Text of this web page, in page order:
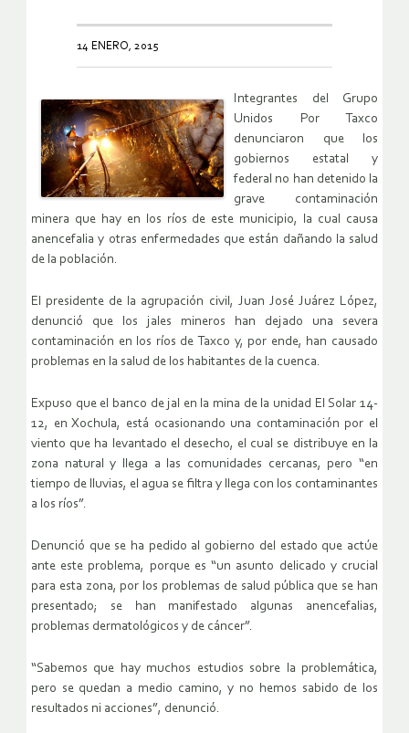
14 ENERO, 2015
Integrantes del Grupo
Unidos Por Taxco
denunciaron que los
gobiernos estatal y
federal no han detenido la
grave contaminación
minera que hay en los ríos de este municipio, la cual causa
anencefalia y otras enfermedades que están dañando la salud
de la población.
El presidente de la agrupación civil, Juan José Juárez López,
denunció que los jales mineros han dejado una severa
contaminación en los ríos de Taxco y, por ende, han causado
problemas en la salud de los habitantes de la cuenca.
Expuso que el banco de jal en la mina de la unidad El Solar 14-
12, en Xochula, está ocasionando una contaminación por el
viento que ha levantado el desecho, el cual se distribuye en la
zona natural y llega a las comunidades cercanas, pero “en
tiempo de lluvias, el agua se filtra y llega con los contaminantes
a los ríos”.
Denunció que se ha pedido al gobierno del estado que actúe
ante este problema, porque es “un asunto delicado y crucial
para esta zona, por los problemas de salud pública que se han
presentado; se han manifestado algunas anencefalias,
problemas dermatológicos y de cáncer”.
“Sabemos que hay muchos estudios sobre la problemática,
pero se quedan a medio camino, y no hemos sabido de los
resultados ni acciones”, denunció.